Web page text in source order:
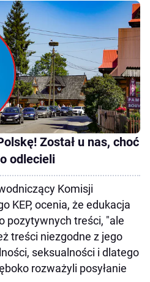
Został u nas, choć
odlecieli
Komisji
KEP, ocenia, że edukacja
pozytywnych treści, "ale
treści niezgodne z jego
seksualności i dlatego
rozważyli posyłanie